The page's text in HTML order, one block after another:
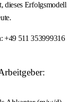
dieses Erfolgsmodell
+49 511 353999316